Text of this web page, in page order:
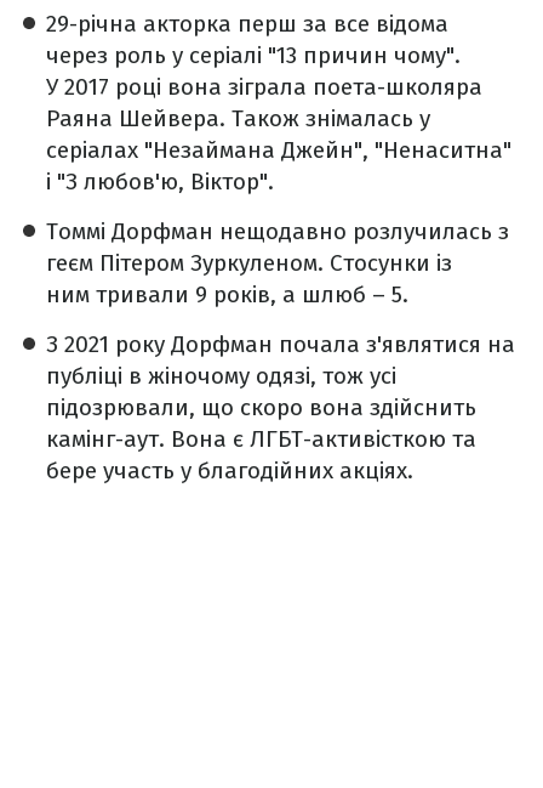
29-річна акторка перш за все відома
через роль у серіалі "13 причин чому".
У 2017 році вона зіграла поета-школяра
Раяна Шейвера. Також знімалась у
серіалах "Незаймана Джейн", "Ненаситна"
і "З любов'ю, Віктор".
Томмі Дорфман нещодавно розлучилась з
геєм Пітером Зуркуленом. Стосунки із
ним тривали 9 років, а шлюб – 5.
З 2021 року Дорфман почала з'являтися на
публіці в жіночому одязі, тож усі
підозрювали, що скоро вона здійснить
камінг-аут. Вона є ЛГБТ-активісткою та
бере участь у благодійних акціях.